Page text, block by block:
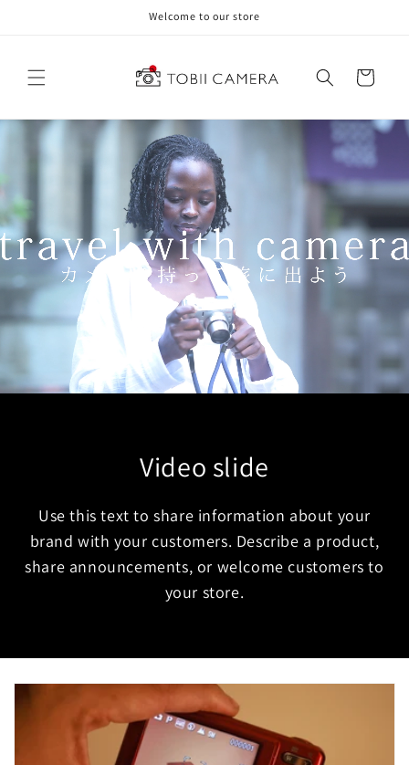
Welcome to our store
ー
Video slide
Use this text to share information about your
brand with your customers. Describe a product,
share announcements, or welcome customers to
your store.